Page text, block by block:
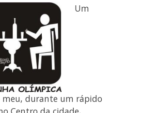
Um
meu, durante um rápido